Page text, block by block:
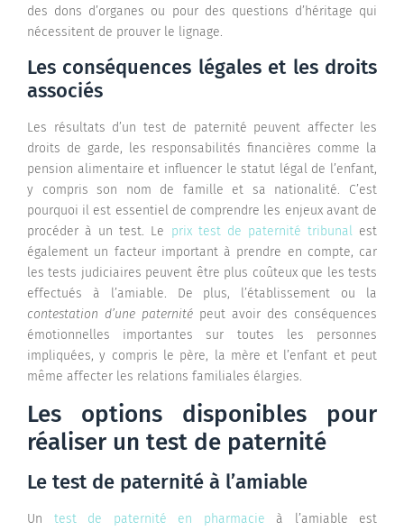
des dons d’organes ou pour des questions d’héritage qui
nécessitent de prouver le lignage.
Les conséquences légales et les droits
associés
Les résultats d’un test de paternité peuvent affecter les
droits de garde, les responsabilités financières comme la
pension alimentaire et influencer le statut légal de l’enfant,
y compris son nom de famille et sa nationalité. C’est
pourquoi il est essentiel de comprendre les enjeux avant de
procéder à un test. Le prix test de paternité tribunalest
également un facteur important à prendre en compte, car
les tests judiciaires peuvent être plus coûteux que les tests
effectués à l’amiable. De plus, l’établissement ou la
contestation d’une paternité peut avoir des conséquences
émotionnelles importantes sur toutes les personnes
impliquées, y compris le père, la mère et l’enfant et peut
même affecter les relations familiales élargies.
Les options disponibles pour
réaliser un test de paternité
Le test de paternité à l’amiable
Un test de paternité en pharmacie à l’amiable est